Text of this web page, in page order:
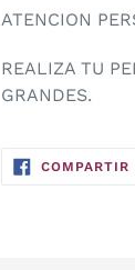
ATENCION
REALIZA TU
GRANDES.
COMPARTIR